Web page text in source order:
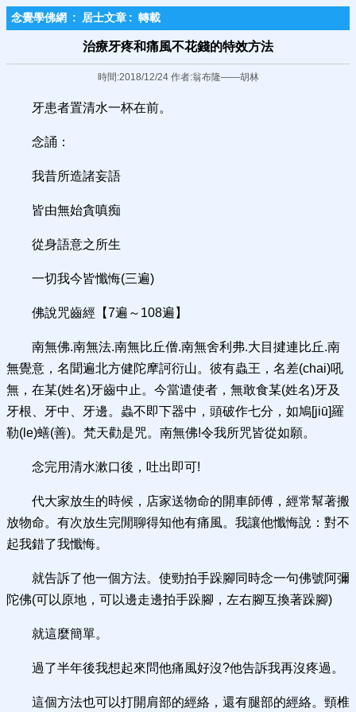
念覺學佛網 : 居士文章 : 轉載
治療牙疼和痛風不花錢的特效方法
時間:2018/12/24 作者:翁布隆——胡林
牙患者置清水一杯在前。
念誦：
我昔所造諸妄語
皆由無始貪嗔痴
從身語意之所生
一切我今皆懺悔(三遍)
佛說咒齒經【7遍～108遍】
南無佛.南無法.南無比丘僧.南無舍利弗.大目揵連比丘.南
無覺意，名聞遍北方健陀摩訶衍山。彼有蟲王，名差(chai)吼
無，在某(姓名)牙齒中止。今當遣使者，無敢食某(姓名)牙及
牙根、牙中、牙邊。蟲不即下器中，頭破作七分，如鳩[jiū]羅
勒(le)蟮(善)。梵天勸是咒。南無佛!令我所咒皆從如願。
念完用清水漱口後，吐出即可!
代大家放生的時候，店家送物命的開車師傅，經常幫著搬
放物命。有次放生完閒聊得知他有痛風。我讓他懺悔說：對不
起我錯了我懺悔。
就告訴了他一個方法。使勁拍手跺腳同時念一句佛號阿彌
陀佛(可以原地，可以邊走邊拍手跺腳，左右腳互換著跺腳)
就這麼簡單。
過了半年後我想起來問他痛風好沒?他告訴我再沒疼過。
這個方法也可以打開肩部的經絡，還有腿部的經絡。頸椎